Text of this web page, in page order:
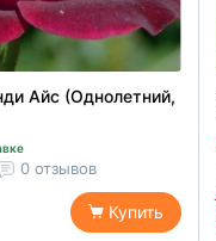
Айс (Однолетний,
0 отзывов
Купить